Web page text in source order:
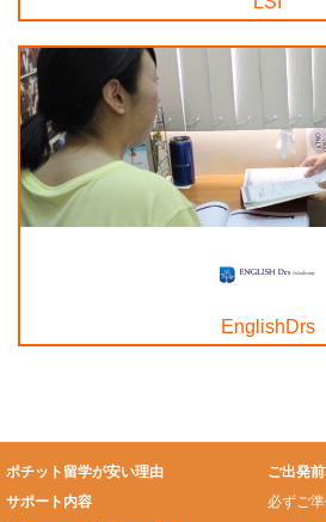
EnglishDrs
ポチット留学が安い理由
サポート内容
ご出発
必ずご